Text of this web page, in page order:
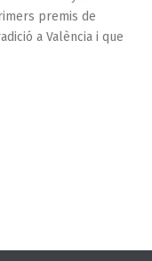
premis de
a València i que